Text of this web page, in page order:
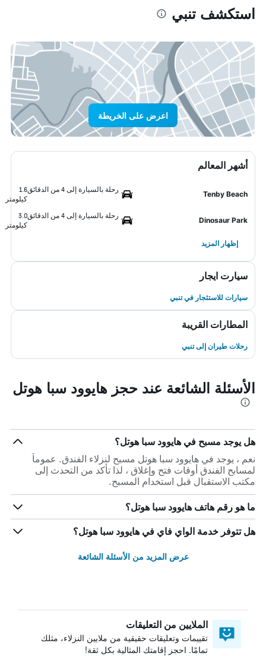
استكشف تنبي
اعرض على الخريطة
أشهر المعالم
Tenby Beach
رحلة بالسيارة إلى 4 من الدقائق
1.6
كيلومتر
Dinosaur Park
رحلة بالسيارة إلى 4 من الدقائق
3.0
كيلومتر
إظهار المزيد
سيارت ايجار
سيارات للاستئجار في تنبي
المطارات القريبة
رحلات طيران إلى تنبي
الأسئلة الشائعة عند حجز هايوود سبا هوتل
هل يوجد مسبح في هايوود سبا هوتل؟
نعم ، يوجد في هايوود سبا هوتل مسبح لنزلاء الفندق. عموماً
لمسابح الفندق أوقات فتح وإغلاق ، لذا تأكد من التحدث إلى
مكتب الاستقبال قبل استخدام المسبح.
ما هو رقم هاتف هايوود سبا هوتل؟
هل تتوفر خدمة الواي فاي في هايوود سبا هوتل؟
عرض المزيد من الأسئلة الشائعة
الملايين من التعليقات
تقييمات وتعليقات حقيقية من ملايين النزلاء، مثلك
تمامًا. احجز إقامتك المثالية بكل ثقة!